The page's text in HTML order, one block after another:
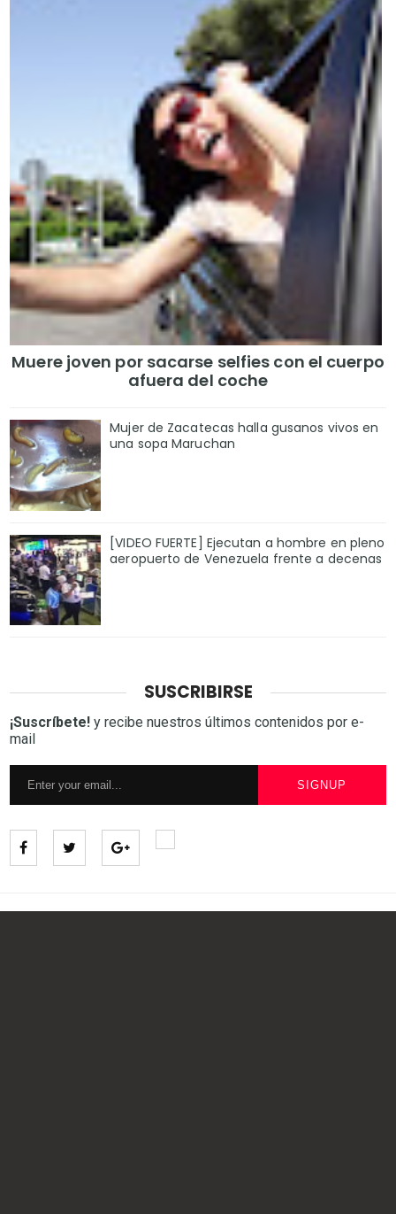
Muere joven por sacarse selfies con el cuerpo
afuera del coche
Mujer de Zacatecas halla gusanos vivos en
una sopa Maruchan
[VIDEO FUERTE] Ejecutan a hombre en pleno
aeropuerto de Venezuela frente a decenas
SUSCRIBIRSE
¡Suscríbete! y recibe nuestros últimos contenidos por e-
mail